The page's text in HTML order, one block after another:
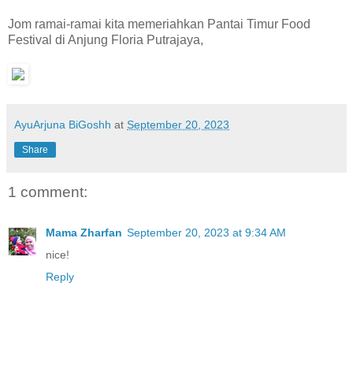
Jom ramai-ramai kita memeriahkan Pantai Timur Food
Festival di Anjung Floria Putrajaya,
AyuArjuna BiGoshh at September 20, 2023
Share
1 comment:
Mama Zharfan September 20, 2023 at 9:34 AM
nice!
Reply